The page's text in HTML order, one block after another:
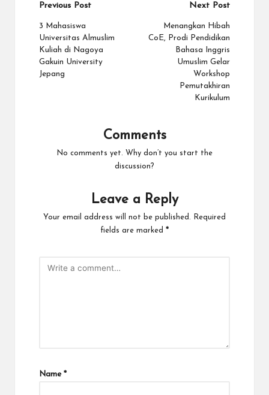
Previous Post
3 Mahasiswa
Universitas Almuslim
Kuliah di Nagoya
Gakuin University
Jepang
Next Post
Menangkan Hibah
CoE, Prodi Pendidikan
Bahasa Inggris
Umuslim Gelar
Workshop
Pemutakhiran
Kurikulum
Comments
No comments yet. Why don’t you start the
discussion?
Leave a Reply
Your email address will not be published.
Required
fields are marked *
Name *